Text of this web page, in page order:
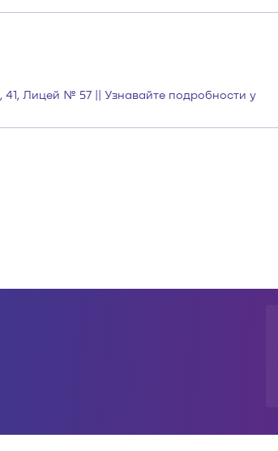
41, Лицей № 57 || Узнавайте подробности у